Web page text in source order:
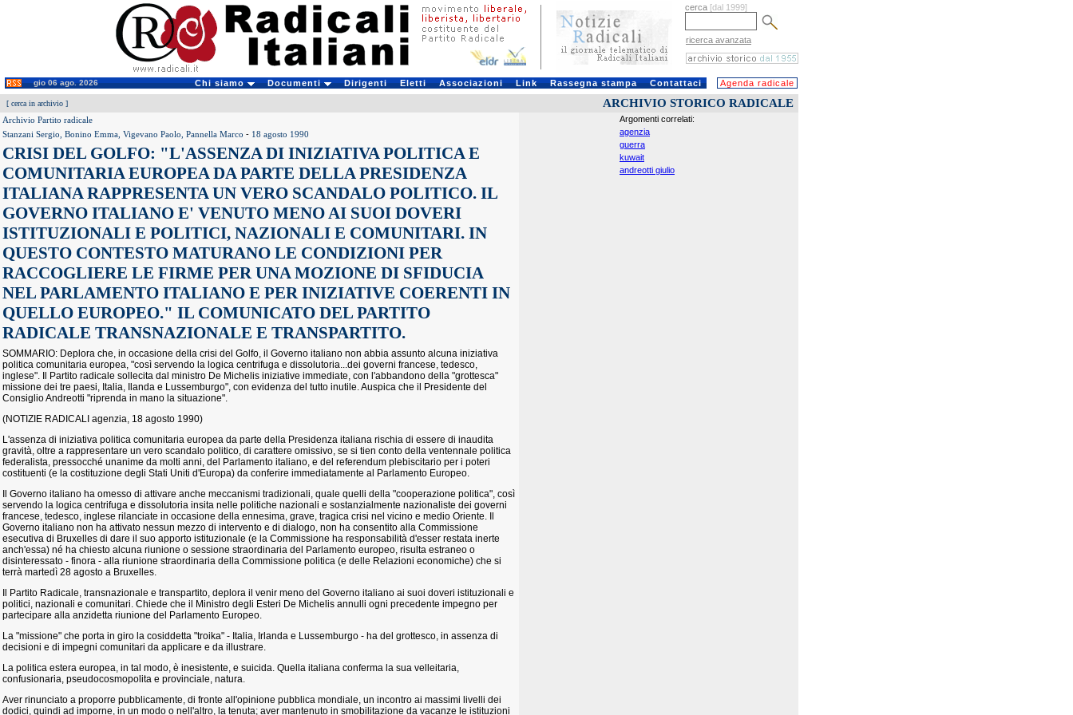
cerca [dal 1999]
ricerca avanzata
gio 06 ago. 2026 Chi siamo Documenti Dirigenti Eletti Associazioni Link Rassegna stampa Contattaci Agenda radicale
[ cerca in archivio ] ARCHIVIO STORICO RADICALE
Archivio Partito radicale
Stanzani Sergio, Bonino Emma, Vigevano Paolo, Pannella Marco - 18 agosto 1990
CRISI DEL GOLFO: "L'ASSENZA DI INIZIATIVA POLITICA E
COMUNITARIA EUROPEA DA PARTE DELLA PRESIDENZA
ITALIANA RAPPRESENTA UN VERO SCANDALO POLITICO. IL
GOVERNO ITALIANO E' VENUTO MENO AI SUOI DOVERI
ISTITUZIONALI E POLITICI, NAZIONALI E COMUNITARI. IN
QUESTO CONTESTO MATURANO LE CONDIZIONI PER
RACCOGLIERE LE FIRME PER UNA MOZIONE DI SFIDUCIA
NEL PARLAMENTO ITALIANO E PER INIZIATIVE COERENTI IN
QUELLO EUROPEO." IL COMUNICATO DEL PARTITO
RADICALE TRANSNAZIONALE E TRANSPARTITO.
SOMMARIO: Deplora che, in occasione della crisi del Golfo, il Governo italiano non abbia assunto alcuna iniziativa
politica comunitaria europea, "così servendo la logica centrifuga e dissolutoria...dei governi francese, tedesco,
inglese". Il Partito radicale sollecita dal ministro De Michelis iniziative immediate, con l'abbandono della "grottesca"
missione dei tre paesi, Italia, Ilanda e Lussemburgo", con evidenza del tutto inutile. Auspica che il Presidente del
Consiglio Andreotti "riprenda in mano la situazione".
(NOTIZIE RADICALI agenzia, 18 agosto 1990)
L'assenza di iniziativa politica comunitaria europea da parte della Presidenza italiana rischia di essere di inaudita
gravità, oltre a rappresentare un vero scandalo politico, di carattere omissivo, se si tien conto della ventennale politica
federalista, pressocché unanime da molti anni, del Parlamento italiano, e del referendum plebiscitario per i poteri
costituenti (e la costituzione degli Stati Uniti d'Europa) da conferire immediatamente al Parlamento Europeo.
Il Governo italiano ha omesso di attivare anche meccanismi tradizionali, quale quelli della "cooperazione politica", così
servendo la logica centrifuga e dissolutoria insita nelle politiche nazionali e sostanzialmente nazionaliste dei governi
francese, tedesco, inglese rilanciate in occasione della ennesima, grave, tragica crisi nel vicino e medio Oriente. Il
Governo italiano non ha attivato nessun mezzo di intervento e di dialogo, non ha consentito alla Commissione
esecutiva di Bruxelles di dare il suo apporto istituzionale (e la Commissione ha responsabilità d'esser restata inerte
anch'essa) né ha chiesto alcuna riunione o sessione straordinaria del Parlamento europeo, risulta estraneo o
disinteressato - finora - alla riunione straordinaria della Commissione politica (e delle Relazioni economiche) che si
terrà martedì 28 agosto a Bruxelles.
Il Partito Radicale, transnazionale e transpartito, deplora il venir meno del Governo italiano ai suoi doveri istituzionali e
politici, nazionali e comunitari. Chiede che il Ministro degli Esteri De Michelis annulli ogni precedente impegno per
partecipare alla anzidetta riunione del Parlamento Europeo.
La "missione" che porta in giro la cosiddetta "troika" - Italia, Irlanda e Lussemburgo - ha del grottesco, in assenza di
decisioni e di impegni comunitari da applicare e da illustrare.
La politica estera europea, in tal modo, è inesistente, e suicida. Quella italiana conferma la sua velleitaria,
confusionaria, pseudocosmopolita e provinciale, natura.
Aver rinunciato a proporre pubblicamente, di fronte all'opinione pubblica mondiale, un incontro ai massimi livelli dei
dodici, quindi ad imporne, in un modo o nell'altro, la tenuta; aver mantenuto in smobilitazione da vacanze le istituzioni
Argomenti correlati:
agenzia
guerra
kuwait
andreotti giulio